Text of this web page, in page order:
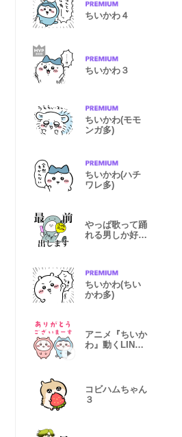
ちいかわ４
ちいかわ３
ちいかわ(モモ
ンガ多)
ちいかわ(ハチ
ワレ多)
やっぱ歌って踊
れる男しか好き
ちいかわ(ちい
かわ多)
アニメ『ちいか
わ』動くLINE
コビハムちゃん
３